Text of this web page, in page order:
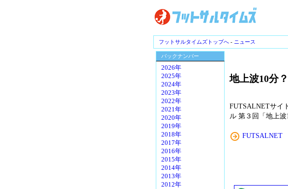
フットサルタイムズトップへ - ニュース
バックナンバー
2026年
2025年
2024年
2023年
2022年
2021年
2020年
2019年
2018年
2017年
2016年
2015年
2014年
2013年
2012年
地上波10分
FUTSALNETサイ
ル 第３回「地上
FUTSALNET